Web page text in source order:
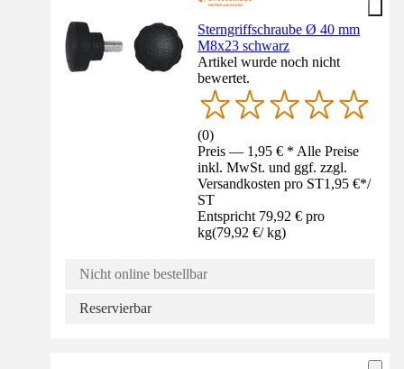
Sterngriffschraube Ø 40 mm
M8x23 schwarz
Artikel wurde noch nicht
bewertet.
(0)
Preis — 1,95 € * Alle Preise
inkl. MwSt. und ggf. zzgl.
Versandkosten pro ST1,95 €*/
ST
Entspricht 79,92 € pro
kg(79,92 €/ kg)
Nicht online bestellbar
Reservierbar